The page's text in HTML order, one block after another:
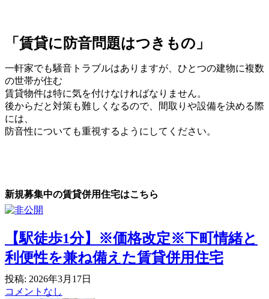
「賃貸に防音問題はつきもの」
一軒家でも騒音トラブルはありますが、ひとつの建物に複数
の世帯が住む
賃貸物件は特に気を付けなければなりません。
後からだと対策も難しくなるので、間取りや設備を決める際
には、
防音性についても重視するようにしてください。
新規募集中の賃貸併用住宅はこちら
【駅徒歩1分】※価格改定※下町情緒と
利便性を兼ね備えた賃貸併用住宅
投稿: 2026年3月17日
コメントなし